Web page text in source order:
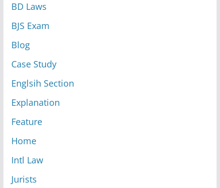
BD Laws
BJS Exam
Blog
Case Study
Englsih Section
Explanation
Feature
Home
Intl Law
Jurists